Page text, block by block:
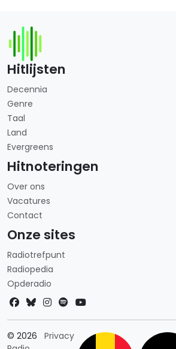
Hitlijsten
Decennia
Genre
Taal
Land
Evergreens
Hitnoteringen
Over ons
Vacatures
Contact
Onze sites
Radiotrefpunt
Radiopedia
Opderadio
© 2026
PrivacyLandkeuze